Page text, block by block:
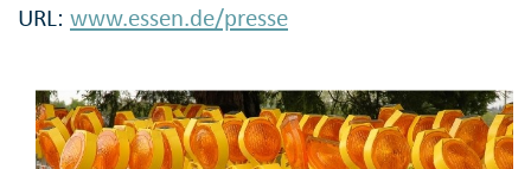
URL: www.essen.de/presse